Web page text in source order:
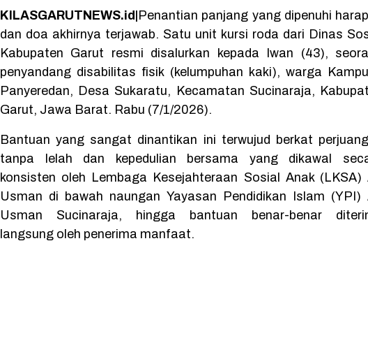
KILASGARUTNEWS.id| Penantian panjang yang dipenuhi
dan doa akhirnya terjawab. Satu unit kursi roda dari Dinas
Kabupaten Garut resmi disalurkan kepada Iwan (43),
penyandang disabilitas fisik (kelumpuhan kaki), warga
Panyeredan, Desa Sukaratu, Kecamatan Sucinaraja,
Garut, Jawa Barat. Rabu (7/1/2026).
Bantuan yang sangat dinantikan ini terwujud berkat
tanpa lelah dan kepedulian bersama yang dikawal
konsisten oleh Lembaga Kesejahteraan Sosial Anak (LKSA)
Usman di bawah naungan Yayasan Pendidikan Islam (YPI)
Usman Sucinaraja, hingga bantuan benar-benar
langsung oleh penerima manfaat.